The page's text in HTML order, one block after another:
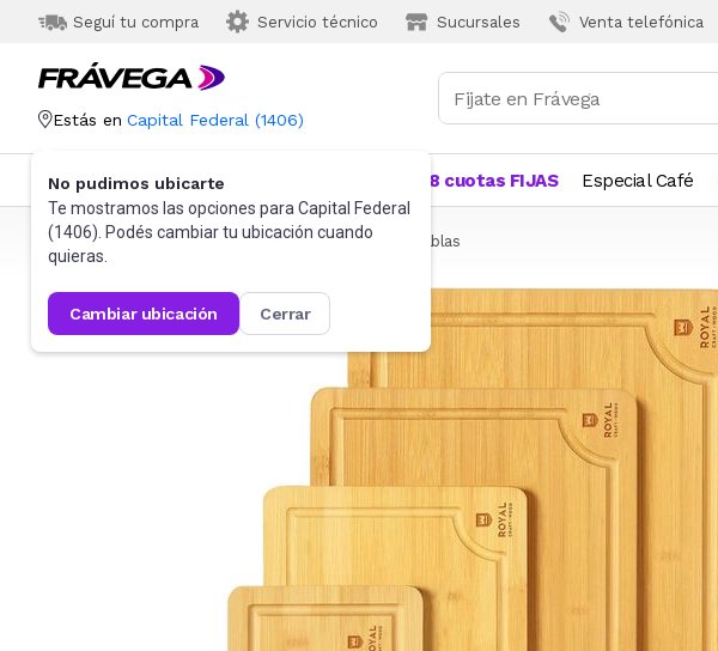
Seguí tu compra Servicio técnico Sucursales Venta telefónica
Estás en Capital Federal (1406)
No pudimos ubicarte
Te mostramos las opciones para Capital Federal
(1406). Podés cambiar tu ubicación cuando
quieras.
cambiar ubicación cerrar
Categorías Más Vendidos 18 cuotas FIJAS Especial Café
Frávega Hogar Bazar Utensilios de cocina Tablas